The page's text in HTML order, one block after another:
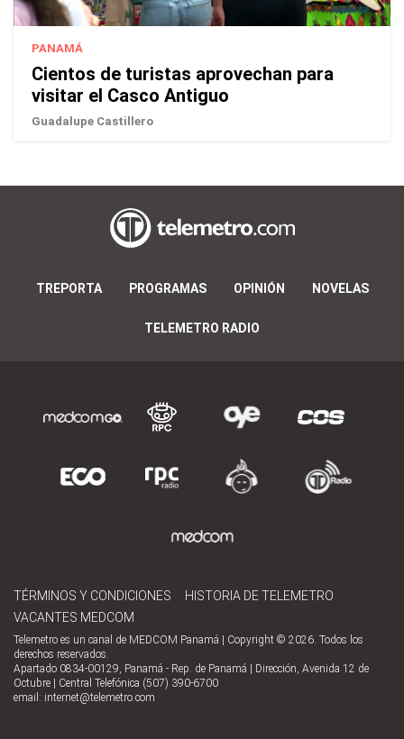
PANAMÁ
Cientos de turistas aprovechan para
visitar el Casco Antiguo
Guadalupe Castillero
TREPORTA PROGRAMAS OPINIÓN NOVELAS
TELEMETRO RADIO
TÉRMINOS Y CONDICIONES
HISTORIA DE TELEMETRO
VACANTES MEDCOM
Telemetro es un canal de MEDCOM Panamá | Copyright © 2026. Todos los
derechos reservados.
Apartado 0834-00129, Panamá - Rep. de Panamá | Dirección, Avenida 12 de
Octubre | Central Telefónica (507) 390-6700
email: internet@telemetro.com